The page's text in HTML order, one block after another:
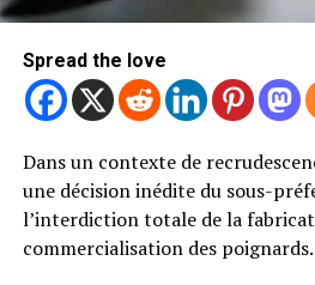
Spread the love
Dans un contexte de
une décision inédite du sous-
l’interdiction totale de la
commercialisation des poignards.